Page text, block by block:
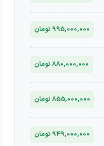
995,000,000 تومان
880,000,000 تومان
855,000,000 تومان
949,000,000 تومان